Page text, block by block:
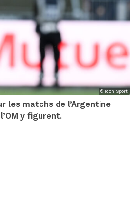
© Icon Sport
les matchs de l’Argentine
y figurent.